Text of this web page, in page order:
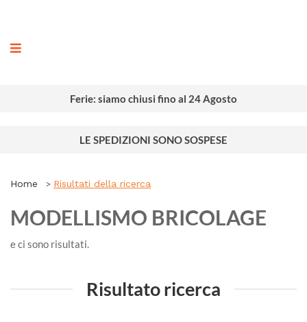
Ferie: siamo chiusi fino al 24 Agosto
LE SPEDIZIONI SONO SOSPESE
Home Risultati della ricerca
MODELLISMO BRICOLAGE
e ci sono risultati.
Risultato ricerca